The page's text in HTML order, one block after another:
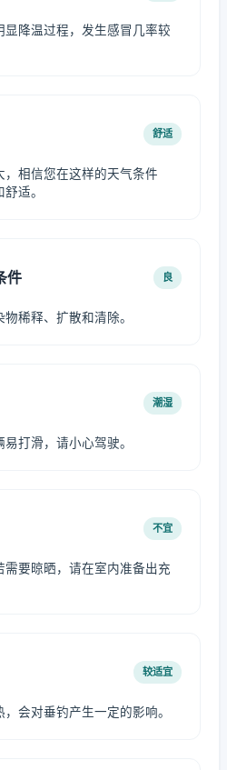
降温过程，发生感冒几率较
舒适
，相信您在这样的天气条件
适。
件 良
稀释、扩散和清除。
潮湿
打滑，请小心驾驶。
不宜
要晾晒，请在室内准备出充
较适宜
会对垂钓产生一定的影响。